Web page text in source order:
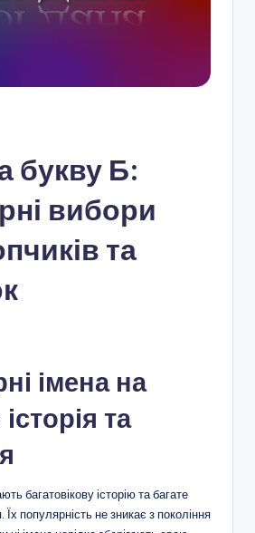
букву Б:
вибори
та
імена на
та
багатовікову історію та багате
популярність не зникає з покоління